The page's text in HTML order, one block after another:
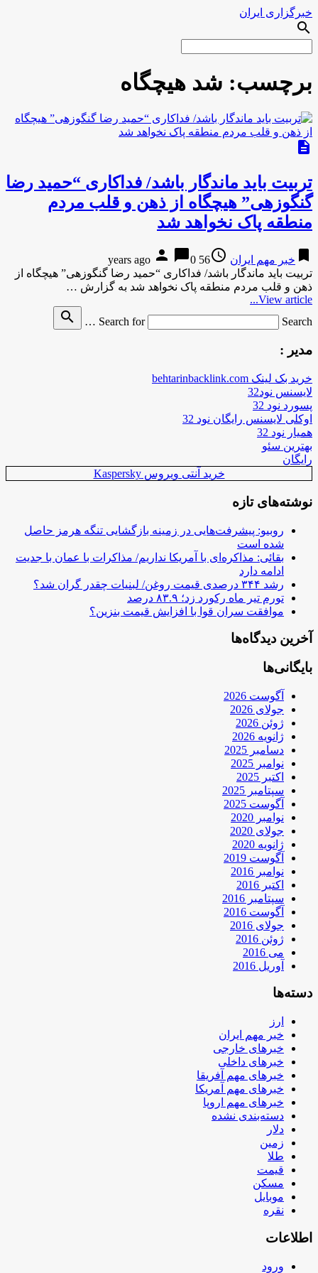
خبرگزاری ایران
search
برچسب: شد هیچگاه
description
تربیت باید ماندگار باشد/ فداکاری “حمید رضا
گنگوزهی” هیچگاه از ذهن و قلب مردم
منطقه پاک نخواهد شد
bookmark خبر مهم ایران access_time
56 years ago
person chat_bubble0
تربیت باید ماندگار باشد/ فداکاری “حمید رضا گنگوزهی” هیچگاه از
ذهن و قلب مردم منطقه پاک نخواهد شد به گزارش …
View article...
Search for
Search …
search
مدیر :
خرید بک لینک behtarinbacklink.com
لایسنس نود32
پسورد نود 32
اوکلی لایسنس رایگان نود 32
همیار نود 32
بهترین سئو
رایگان
خرید آنتی ویروس Kaspersky
نوشته‌های تازه
روبیو: پیشرفت‌هایی در زمینه بازگشایی تنگه هرمز حاصل
شده است
بقائی: مذاکره‌ای با آمریکا نداریم/ مذاکرات با عمان با جدیت
ادامه دارد
رشد ۳۴۴ درصدی قیمت روغن/ لبنیات چقدر گران شد؟
تورم تیر ماه رکورد زد؛ ۸۳.۹ درصد
موافقت سران قوا با افزایش قیمت بنزین؟
آخرین دیدگاه‌ها
بایگانی‌ها
آگوست 2026
جولای 2026
ژوئن 2026
ژانویه 2026
دسامبر 2025
نوامبر 2025
اکتبر 2025
سپتامبر 2025
آگوست 2025
نوامبر 2020
جولای 2020
ژانویه 2020
آگوست 2019
نوامبر 2016
اکتبر 2016
سپتامبر 2016
آگوست 2016
جولای 2016
ژوئن 2016
می 2016
آوریل 2016
دسته‌ها
ارز
خبر مهم ایران
خبرهای خارجی
خبرهای داخلی
خبرهای مهم آفریقا
خبرهای مهم آمریکا
خبرهای مهم اروپا
دسته‌بندی نشده
دلار
زمین
طلا
قیمت
مسکن
موبایل
نقره
اطلاعات
ورود